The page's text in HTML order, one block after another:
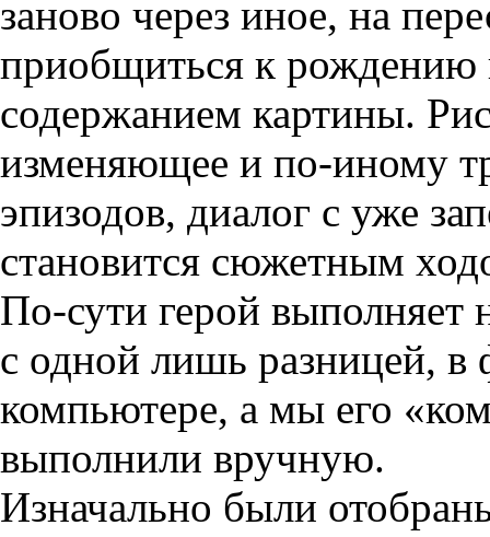
заново через иное, на
приобщиться к рождению
содержанием картины.
изменяющее и по-иному
эпизодов, диалог с уже
становится сюжетным
По-сути герой
с одной лишь разницей, в
компьютере, а мы его
выполнили вручную.
Изначально были